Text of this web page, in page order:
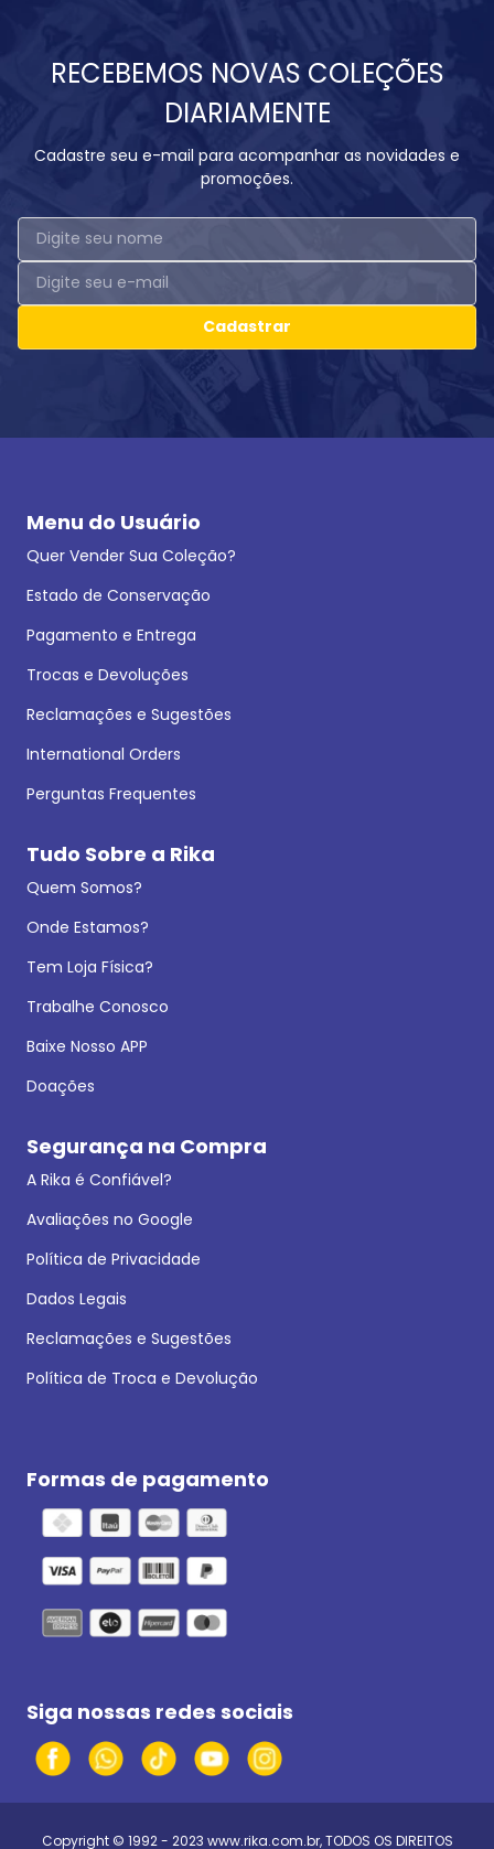
RECEBEMOS NOVAS COLEÇÕES
DIARIAMENTE
Cadastre seu e-mail para acompanhar as novidades e
promoções.
Cadastrar
Menu do Usuário
Quer Vender Sua Coleção?
Estado de Conservação
Pagamento e Entrega
Trocas e Devoluções
Reclamações e Sugestões
International Orders
Perguntas Frequentes
Tudo Sobre a Rika
Quem Somos?
Onde Estamos?
Tem Loja Física?
Trabalhe Conosco
Baixe Nosso APP
Doações
Segurança na Compra
A Rika é Confiável?
Avaliações no Google
Política de Privacidade
Dados Legais
Reclamações e Sugestões
Política de Troca e Devolução
Formas de pagamento
Siga nossas redes sociais
Copyright © 1992 - 2023 www.rika.com.br, TODOS OS DIREITOS